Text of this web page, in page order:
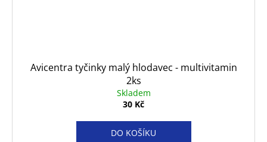
Avicentra tyčinky malý hlodavec - multivitamin
2ks
Skladem
30 Kč
DO KOŠÍKU